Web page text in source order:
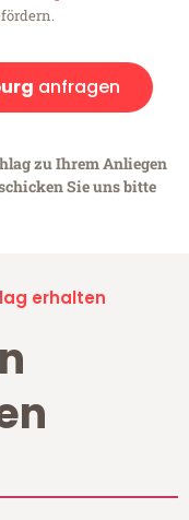
anfragen
zu Ihrem Anliegen
Sie uns bitte
erhalten